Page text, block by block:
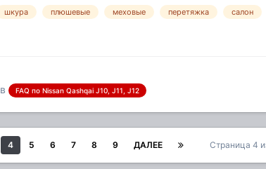
шкура плюшевые меховые перетяжка салон
в FAQ по Nissan Qashqai J10, J11, J12
4 5 6 7 8 9 ДАЛЕЕ Страница 4